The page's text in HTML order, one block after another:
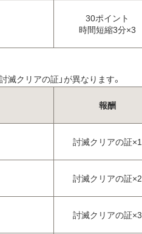
30ポイント
時間短縮3分×3
滅クリアの証」が異なります。
報酬
討滅クリアの証×1
討滅クリアの証×2
討滅クリアの証×3